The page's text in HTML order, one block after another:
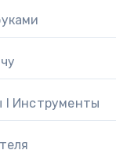
l Инструменты